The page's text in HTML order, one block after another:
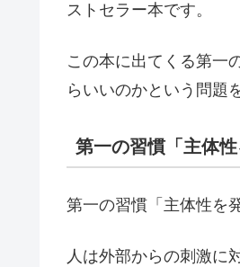
ストセラー本です。
この本に出てくる第一
らいいのかという問題
第一の習慣「主体
第一の習慣「主体性を
人は外部からの刺激に